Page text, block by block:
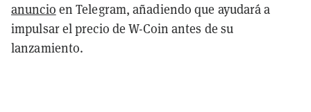
anuncio en Telegram, añadiendo que ayudará a
impulsar el precio de W-Coin antes de su
lanzamiento.